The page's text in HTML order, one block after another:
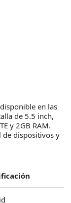
en las
de 5.5 inch,
y 2GB RAM.
de dispositivos y